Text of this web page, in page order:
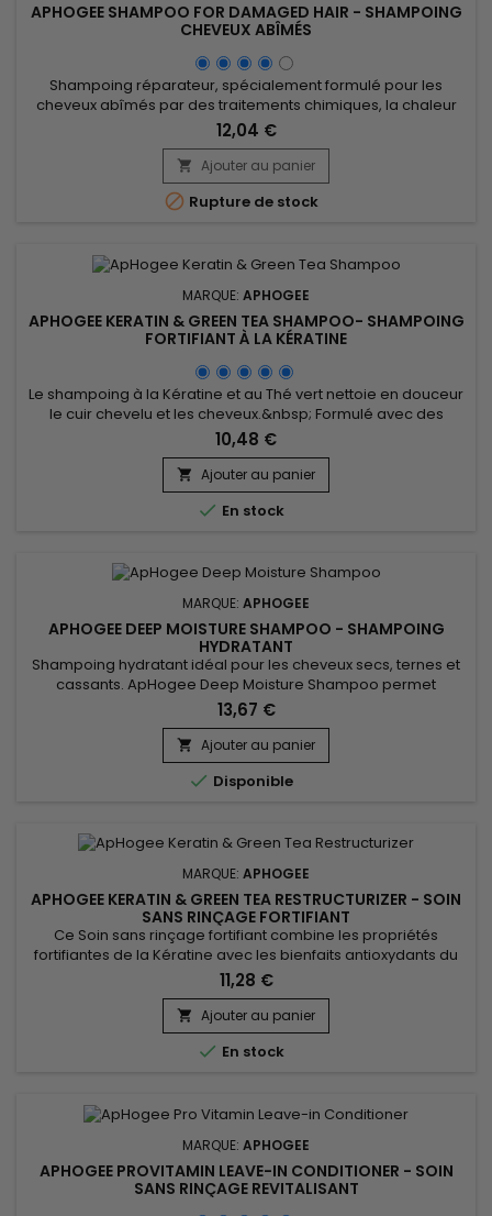
APHOGEE SHAMPOO FOR DAMAGED HAIR - SHAMPOING
CHEVEUX ABÎMÉS
Shampoing réparateur, spécialement formulé pour les
cheveux abîmés par des traitements chimiques, la chaleur
etc.&nbsp; ApHogee Shampoo for damaged hair lave en
douceur, nourrit le cuir chevelu, répare les cheveux poreux,
les pointes fourchues et restructure la fibre, réduit la
casse.&nbsp; Enrichi en Protéines, Collagène et Panthénol, le
shampoing...
12,04 €
 Ajouter au panier
 Rupture de stock
MARQUE: APHOGEE
APHOGEE KERATIN & GREEN TEA SHAMPOO- SHAMPOING
FORTIFIANT À LA KÉRATINE
Le shampoing à la Kératine et au Thé vert nettoie en douceur
le cuir chevelu et les cheveux.&nbsp; Formulé avec des
acides aminés, il renforce les cheveux, évite la casse et la
chute.&nbsp; Enrichi en extrait de Thé vert, bien connu pour
ses vertus anti-oxydantes, le shampoing à la kératine de
ApHogee est parfait pour les cheveux fins, cassants, ternes,...
10,48 €
 Ajouter au panier
 En stock
MARQUE: APHOGEE
APHOGEE DEEP MOISTURE SHAMPOO - SHAMPOING
HYDRATANT
Shampoing hydratant idéal pour les cheveux secs, ternes et
cassants. ApHogee Deep Moisture Shampoo permet
d’améliorer l’élasticité des cheveux, de les hydrater en
profondeur, de réduire les pointes fourchues, la casse et
d'améliorer la texture des cheveux.&nbsp; Chaque
ingrédient a été sélectionné pour ses propriétés uniques
d'hydratation et de...
13,67 €
 Ajouter au panier
 Disponible
MARQUE: APHOGEE
APHOGEE KERATIN & GREEN TEA RESTRUCTURIZER - SOIN
SANS RINÇAGE FORTIFIANT
Ce Soin sans rinçage fortifiant combine les propriétés
fortifiantes de la Kératine avec les bienfaits antioxydants du
Thé Vert.&nbsp; Réduit la casse et les pointes fourchues,
offre une hydratation profonde, renforce les fibres capillaires
et apporte brillance.&nbsp; L'extrait de Thé Vert, riche en
antioxydants, protège les cheveux des agressions...
11,28 €
 Ajouter au panier
 En stock
MARQUE: APHOGEE
APHOGEE PROVITAMIN LEAVE-IN CONDITIONER - SOIN
SANS RINÇAGE REVITALISANT